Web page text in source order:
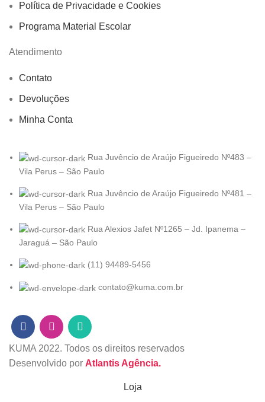
Política de Privacidade e Cookies
Programa Material Escolar
Atendimento
Contato
Devoluções
Minha Conta
Rua Juvêncio de Araújo Figueiredo Nº483 –
Vila Perus – São Paulo
Rua Juvêncio de Araújo Figueiredo Nº481 –
Vila Perus – São Paulo
Rua Alexios Jafet Nº1265 – Jd. Ipanema –
Jaraguá – São Paulo
(11) 94489-5456
contato@kuma.com.br
KUMA 2022. Todos os direitos reservados
Desenvolvido por Atlantis Agência.
Loja